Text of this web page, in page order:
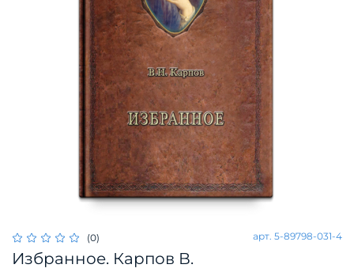
(0) арт. 5-89798-031-4
Избранное. Карпов В.